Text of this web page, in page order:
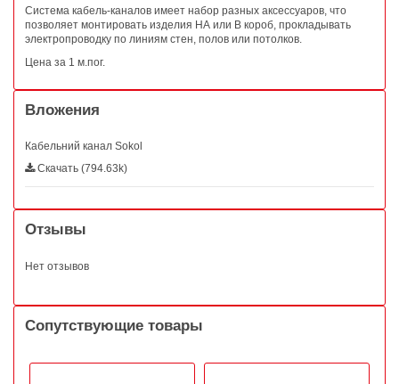
Система кабель-каналов имеет набор разных аксессуаров, что
позволяет монтировать изделия НА или В короб, прокладывать
электропроводку по линиям стен, полов или потолков.
Цена за 1 м.пог.
Вложения
Кабельний канал Sokol
Скачать (794.63k)
Отзывы
Нет отзывов
Сопутствующие товары